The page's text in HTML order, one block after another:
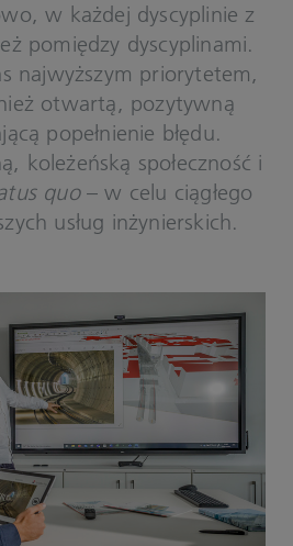
w każdej dyscyplinie z
pomiędzy dyscyplinami.
najwyższym priorytetem,
otwartą, pozytywną
popełnienie błędu.
koleżeńską społeczność i
quo– w celu ciągłego
usług inżynierskich.